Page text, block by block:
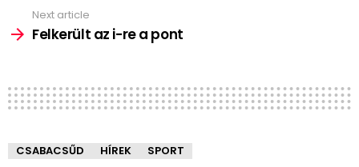
Next article
Felkerült az i-re a pont
CSABACSŰD HÍREK SPORT